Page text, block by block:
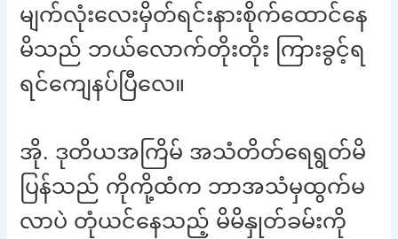
မျက်လုံးလေးမှိတ်ရင်းနားစိုက်ထောင်နေ
မိသည် ဘယ်လောက်တိုးတိုး ကြားခွင့်ရ
ရင်ကျေနပ်ပြီလေ။
အို. ဒုတိယအကြိမ် အသံတိတ်ရေရွတ်မိ
ပြန်သည် ကိုကို့ထံက ဘာအသံမှထွက်မ
လာပဲ တုံယင်နေသည့် မိမိနှုတ်ခမ်းကို